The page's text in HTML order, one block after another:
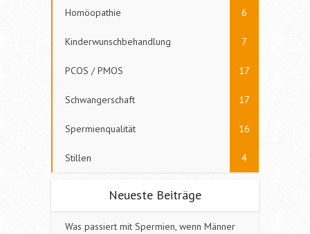
Homöopathie 6
Kinderwunschbehandlung 7
PCOS / PMOS 17
Schwangerschaft 17
Spermienqualität 16
Stillen 4
Neueste Beiträge
Was passiert mit Spermien, wenn Männer